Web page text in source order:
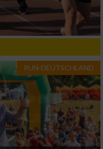
RUN-DEUTSCHLAND